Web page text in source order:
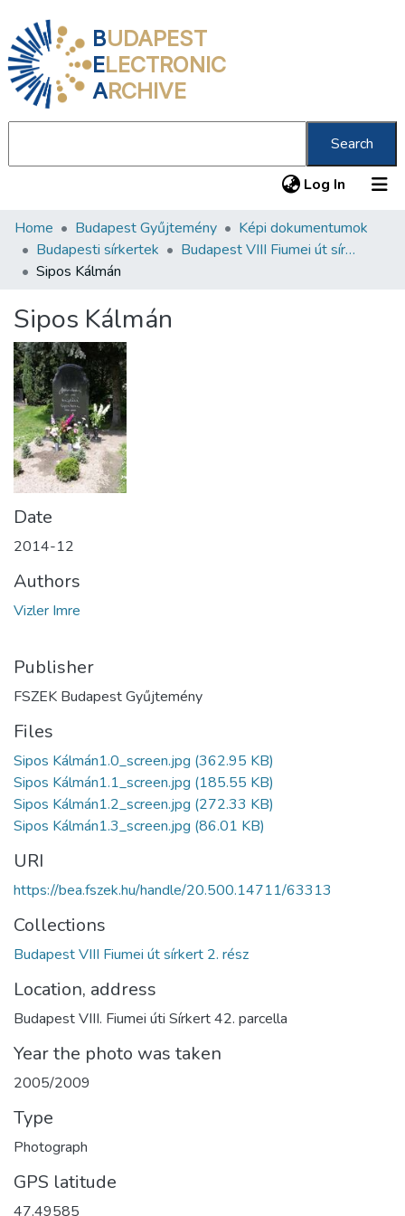
BUDAPEST
ELECTRONIC
ARCHIVE
Search
Log In (current)
Communities & Collections
All of DSpace
About us
Home Budapest Gyűjtemény
Képi dokumentumok
Budapesti sírkertek
Budapest VIII Fiumei út sírkert 2. rész
Sipos Kálmán
Sipos Kálmán
Date
2014-12
Authors
Vizler Imre
Publisher
FSZEK Budapest Gyűjtemény
Files
Sipos Kálmán1.0_screen.jpg (362.95 KB)
Sipos Kálmán1.1_screen.jpg (185.55 KB)
Sipos Kálmán1.2_screen.jpg (272.33 KB)
Sipos Kálmán1.3_screen.jpg (86.01 KB)
URI
https://bea.fszek.hu/handle/20.500.14711/63313
Collections
Budapest VIII Fiumei út sírkert 2. rész
Location, address
Budapest VIII. Fiumei úti Sírkert 42. parcella
Year the photo was taken
2005/2009
Type
Photograph
GPS latitude
47.49585